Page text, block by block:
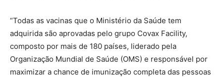
“Todas as vacinas que o Ministério da Saúde tem
adquirida são aprovadas pelo grupo Covax Facility,
composto por mais de 180 países, liderado pela
Organização Mundial de Saúde (OMS) e responsável por
maximizar a chance de imunização completa das pessoas